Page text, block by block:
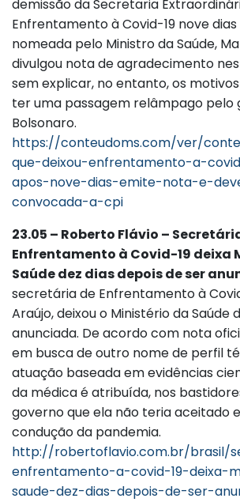
demissão da Secretaria
Enfrentamento à Covid-19 nove
nomeada pelo Ministro da Saúde,
divulgou nota de agradecimento
sem explicar, no entanto, os
ter uma passagem relâmpago pelo
Bolsonaro.
https://conteudoms.com/ver/
que-deixou-enfrentamento-a-
apos-nove-dias-emite-nota-e-
convocada-a-cpi
23.05 – Roberto Flávio –
Enfrentamento à Covid-19 deixa
Saúde dez dias depois de ser
secretária de Enfrentamento à
Araújo, deixou o Ministério da Saúde
anunciada. De acordo com nota
em busca de outro nome de perfil
atuação baseada em evidências
da médica é atribuída, nos
governo que ela não teria aceitado
condução da pandemia.
http://robertoflavio.com.br/brasil/
enfrentamento-a-covid-19-deixa-
saude-dez-dias-depois-de-ser-